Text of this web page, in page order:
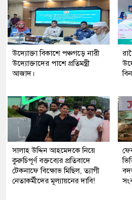
উদ্যোক্তা বিকাশে পঞ্চগড়ে নারী
উদ্যোক্তাদের পাশে প্রতিমন্ত্রী
আজাদ।
সালাহ উদ্দিন আহমেদকে নিয়ে
কুরুচিপূর্ণ বক্তব্যের প্রতিবাদে
টেকনাফে বিক্ষোভ মিছিল, ত্যাগী
নেতাকর্মীদের মূল্যায়নের দাবি!